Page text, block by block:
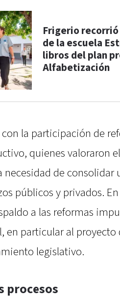
Frigerio
de la escuela
libros del plan
Alfabetización
la participación de
quienes valoraron
de consolidar
públicos y privados.
a las reformas
en particular al proyecto
legislativo.
procesos